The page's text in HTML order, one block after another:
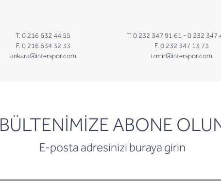
T. 0 216 632 44 55
F. 0 216 634 32 33
ankara@interspor.com
T. 0 232 347 91 61 - 0 232 347
F. 0 232 347 13 73
izmir@interspor.com
BÜLTENİMİZE ABONE
E-posta adresinizi buraya girin
newsletter